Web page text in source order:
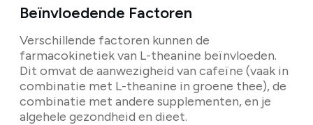
Beïnvloedende Factoren
Verschillende factoren kunnen de
farmacokinetiek van L-theanine beïnvloeden.
Dit omvat de aanwezigheid van cafeïne (vaak in
combinatie met L-theanine in groene thee), de
combinatie met andere supplementen, en je
algehele gezondheid en dieet.